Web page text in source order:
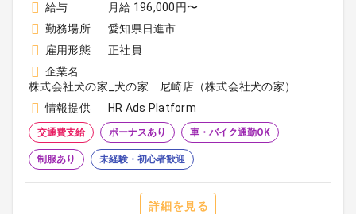
給与
月給 196,000円〜
勤務場所
愛知県日進市
雇用形態
正社員
企業名
株式会社犬の家_犬の家 尼崎店（株式会社犬の家）
情報提供
HR Ads Platform
交通費支給 ボーナスあり 車・バイク通勤OK
制服あり 未経験・初心者歓迎
詳細を見る